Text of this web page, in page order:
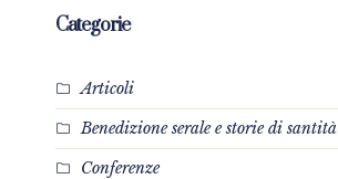
Categorie
Articoli
Benedizione serale e storie di santità
Conferenze